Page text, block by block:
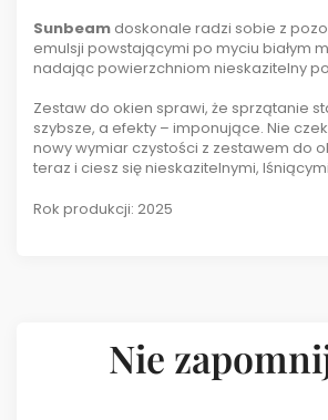
Sunbeam doskonale radzi sobie z
emulsji powstającymi po myciu białym
nadając powierzchniom nieskazitelny
Zestaw do okien sprawi, że sprzątanie
szybsze, a efekty – imponujące. Nie
nowy wymiar czystości z zestawem do
teraz i ciesz się nieskazitelnymi,
Rok produkcji: 2025
Nie